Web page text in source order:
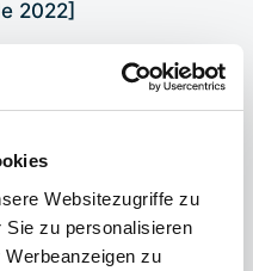
Websitezugriffe zu
Sie zu personalisieren
zu
2022]
Vergleich